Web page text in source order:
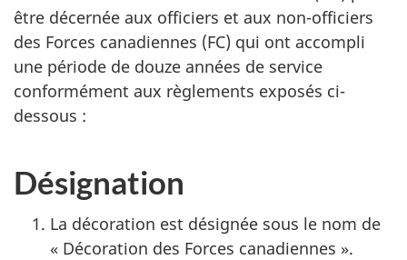
être décernée aux officiers et aux non-officiers
des Forces canadiennes (FC) qui ont accompli
une période de douze années de service
conformément aux règlements exposés ci-
dessous :
Désignation
La décoration est désignée sous le nom de
« Décoration des Forces canadiennes ».